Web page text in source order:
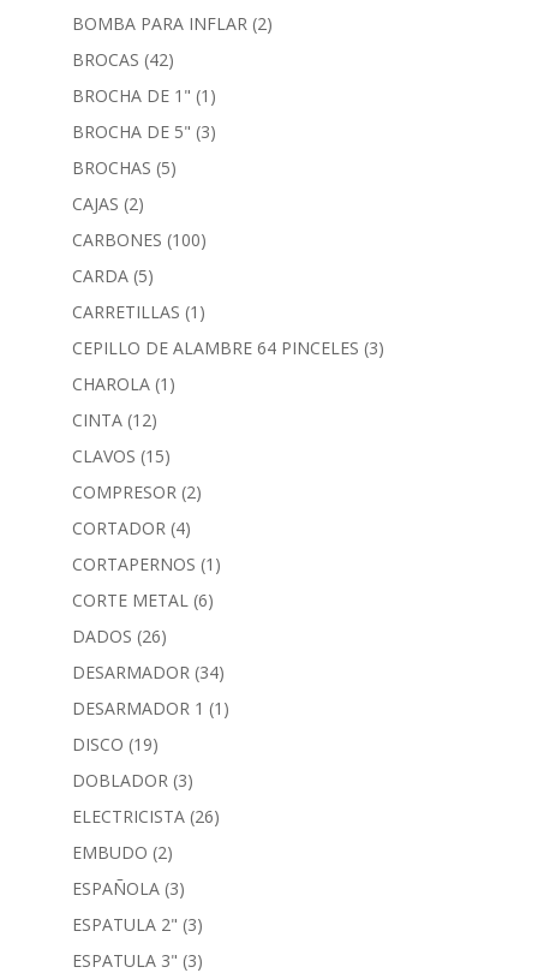
BOMBA PARA INFLAR (2)
BROCAS (42)
BROCHA DE 1" (1)
BROCHA DE 5" (3)
BROCHAS (5)
CAJAS (2)
CARBONES (100)
CARDA (5)
CARRETILLAS (1)
CEPILLO DE ALAMBRE 64 PINCELES (3)
CHAROLA (1)
CINTA (12)
CLAVOS (15)
COMPRESOR (2)
CORTADOR (4)
CORTAPERNOS (1)
CORTE METAL (6)
DADOS (26)
DESARMADOR (34)
DESARMADOR 1 (1)
DISCO (19)
DOBLADOR (3)
ELECTRICISTA (26)
EMBUDO (2)
ESPAÑOLA (3)
ESPATULA 2" (3)
ESPATULA 3" (3)